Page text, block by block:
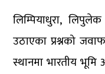
लिम्पियाधुरा,
उठाएका प्रश्नको
स्थानमा भारतीय